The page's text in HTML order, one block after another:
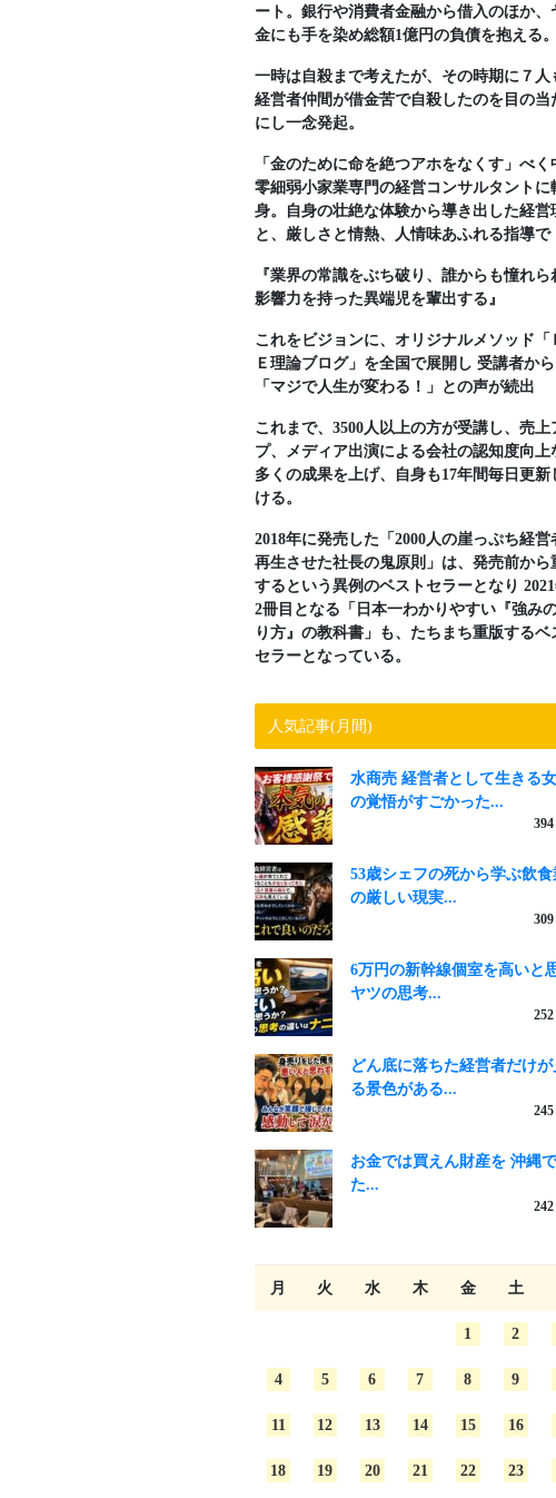
ート。銀行や消費者金融から借入のほか、
金にも手を染め総額1億円の負債を抱える
一時は自殺まで考えたが、その時期に７人
経営者仲間が借金苦で自殺したのを目の当
にし一念発起。
「金のために命を絶つアホをなくす」べく
零細弱小家業専門の経営コンサルタントに
身。自身の壮絶な体験から導き出した経営
と、厳しさと情熱、人情味あふれる指導で
『業界の常識をぶち破り、誰からも憧れら
影響力を持った異端児を輩出する』
これをビジョンに、オリジナルメソッド「
Ｅ理論ブログ」を全国で展開し 受講者か
「マジで人生が変わる！」との声が続出
これまで、3500人以上の方が受講し、売上
プ、メディア出演による会社の認知度向上
多くの成果を上げ、自身も17年間毎日更新
ける。
2018年に発売した「2000人の崖っぷち経営
再生させた社長の鬼原則」は、発売前から
するという異例のベストセラーとなり
2冊目となる「日本一わかりやすい『強み
り方』の教科書」も、たちまち重版するベ
セラーとなっている。
人気記事(月間)
水商売 経営者として生きる
の覚悟がすごかった...
53歳シェフの死から学ぶ飲食
の厳しい現実...
6万円の新幹線個室を高いと
ヤツの思考...
どん底に落ちた経営者だけが
る景色がある...
お金では買えん財産を 沖縄
た...
月 火 水 木 金 土
1 2
4 5 6 7 8 9
11 12 13 14 15 16
18 19 20 21 22 23